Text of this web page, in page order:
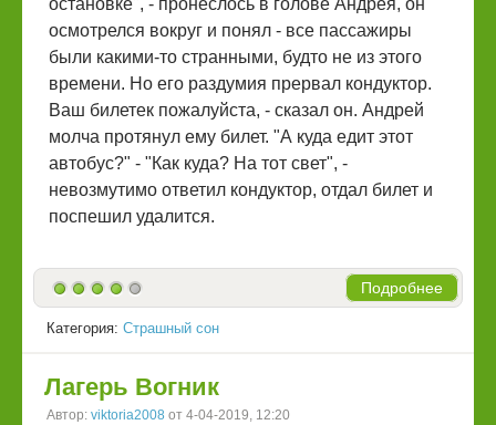
остановке", - пронеслось в голове Андрея, он
осмотрелся вокруг и понял - все пассажиры
были какими-то странными, будто не из этого
времени. Но его раздумия прервал кондуктор.
Ваш билетек пожалуйста, - сказал он. Андрей
молча протянул ему билет. "А куда едит этот
автобус?" - "Как куда? На тот свет", -
невозмутимо ответил кондуктор, отдал билет и
поспешил удалится.
Подробнее
Категория: Страшный сон
Лагерь Вогник
Автор: viktoria2008 от 4-04-2019, 12:20